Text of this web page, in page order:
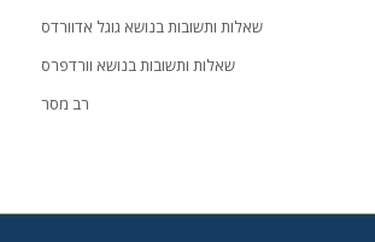
שאלות ותשובות בנושא גוגל אדוורדס
שאלות ותשובות בנושא וורדפרס
רב מסר